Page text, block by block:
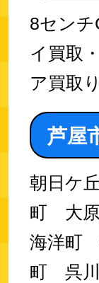
8センチ
イ買取
ア買取
芦屋
朝日ケ
町 大
海洋町
町 呉